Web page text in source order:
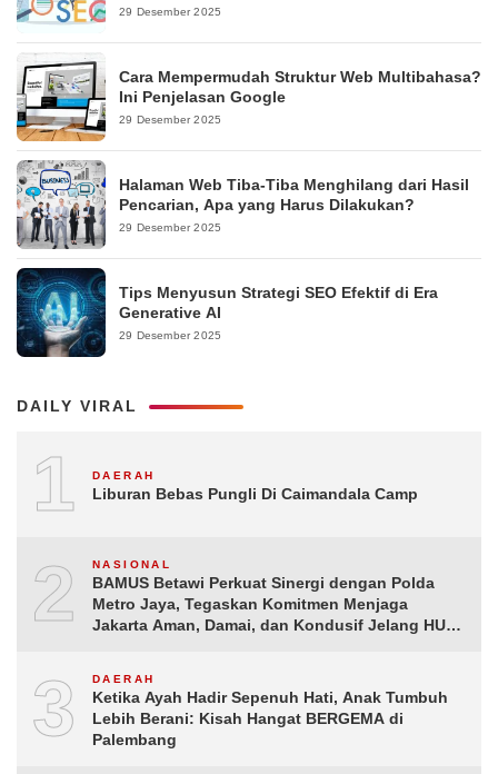
29 Desember 2025
Cara Mempermudah Struktur Web Multibahasa?
Ini Penjelasan Google
29 Desember 2025
Halaman Web Tiba-Tiba Menghilang dari Hasil
Pencarian, Apa yang Harus Dilakukan?
29 Desember 2025
Tips Menyusun Strategi SEO Efektif di Era
Generative AI
29 Desember 2025
DAILY VIRAL
1 DAERAH
Liburan Bebas Pungli Di Caimandala Camp
2 NASIONAL
BAMUS Betawi Perkuat Sinergi dengan Polda
Metro Jaya, Tegaskan Komitmen Menjaga
Jakarta Aman, Damai, dan Kondusif Jelang HUT
3 DAERAH
Ketika Ayah Hadir Sepenuh Hati, Anak Tumbuh
Lebih Berani: Kisah Hangat BERGEMA di
Palembang